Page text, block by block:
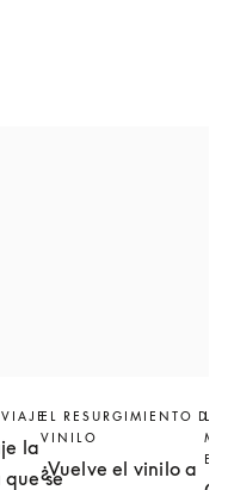
la
se
EL RESURGIMIENTO DEL
VINILO
¿Vuelve el vinilo a